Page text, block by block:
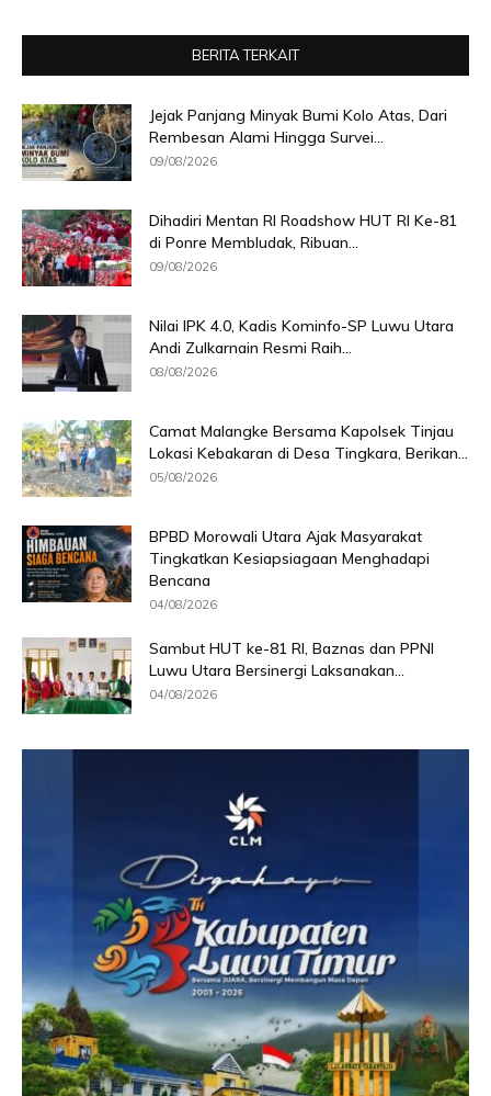
BERITA TERKAIT
Jejak Panjang Minyak Bumi Kolo Atas, Dari
Rembesan Alami Hingga Survei...
09/08/2026
Dihadiri Mentan RI Roadshow HUT RI Ke-81
di Ponre Membludak, Ribuan...
09/08/2026
Nilai IPK 4.0, Kadis Kominfo-SP Luwu Utara
Andi Zulkarnain Resmi Raih...
08/08/2026
Camat Malangke Bersama Kapolsek Tinjau
Lokasi Kebakaran di Desa Tingkara, Berikan...
05/08/2026
BPBD Morowali Utara Ajak Masyarakat
Tingkatkan Kesiapsiagaan Menghadapi
Bencana
04/08/2026
Sambut HUT ke-81 RI, Baznas dan PPNI
Luwu Utara Bersinergi Laksanakan...
04/08/2026